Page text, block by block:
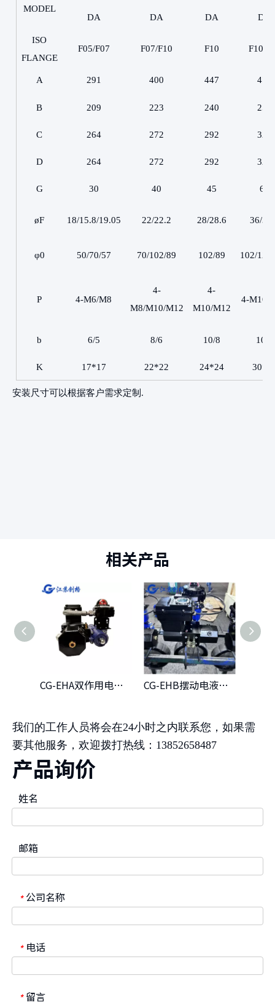
MODEL
DA
DA DA DA
ISO
FLANGE
F05/F07 F07/F10 F10 F10/
A 291 400 447 479
B 209 223 240 258
C 264 272 292 326
D 264 272 292 326
G 30 40 45 60
øF 18/15.8/19.05 22/22.2 28/28.6 36/
φ0 50/70/57 70/102/89 102/89 102/
P 4-M6/M8
4-
M8/M10/M12
4-
M10/M12
4-M10/
b 6/5 8/6 10/8 10/8
K 17*17 22*22 24*24
安装尺寸可以根据客户需求定制 .
相关产品
CG-EHA双作用电液式执行器 CG-EHB摆动电液式执行器
我们的工作人员将会在24小时之内联系您，如果需
要其他服务，欢迎拨打热线：13852658487
产品询价
姓名
邮箱
* 公司名称
* 电话
* 留言